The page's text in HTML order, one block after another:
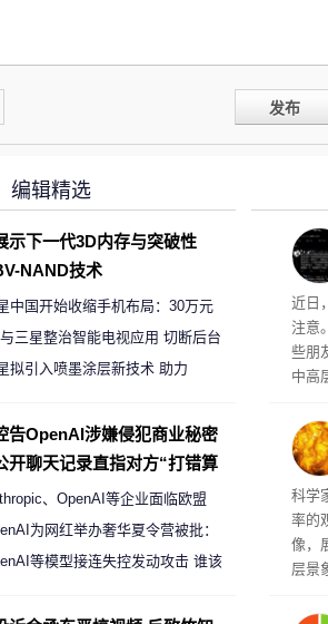
发布
近日
注意
些朋
中高
科学
率的
像，
层景
然》
编辑精选
示下一代3D内存与突破性
NAND技术
中国开始收缩手机布局：30万元
额不达标门店 将被逐步清退
三星整治智能电视应用 切断后台
享带宽的违规行为
拟引入喷墨涂层新技术 助力
告OpenAI涉嫌侵犯商业秘密
开聊天记录直指对方“打错算
、OpenAI等企业面临欧盟
智能法案》全新执法权限审查
为网红举办奢华夏令营被批：
元一晚 遭讽“反乌托邦”
等模型接连失控发动攻击 谁该